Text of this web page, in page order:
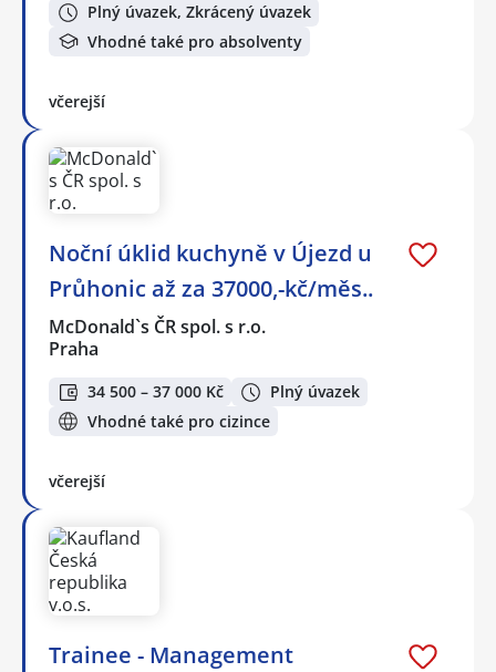
Plný úvazek, Zkrácený úvazek
Vhodné také pro absolventy
včerejší
Noční úklid kuchyně v Újezd u
Průhonic až za 37000,-kč/měs..
McDonald`s ČR spol. s r.o.
Praha
34 500 – 37 000 Kč
Plný úvazek
Vhodné také pro cizince
včerejší
Trainee - Management